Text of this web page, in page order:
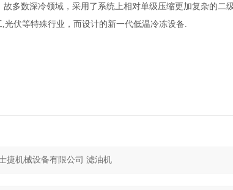
数深冷领域，采用了系统上相对单级压缩更加复杂的二级
,光伏等特殊行业，而设计的新一代低温冷冻设备.